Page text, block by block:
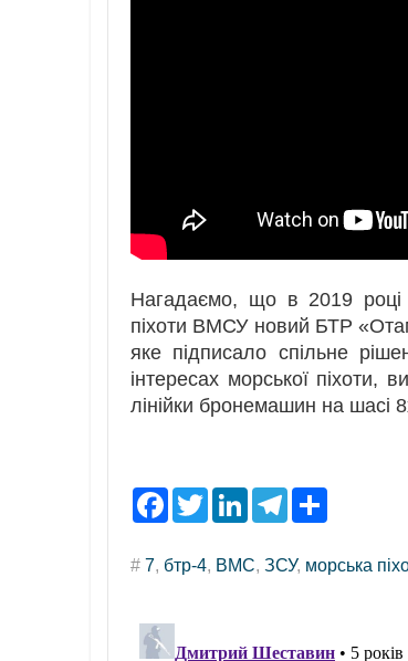
Нагадаємо, що в 2019
піхоти ВМСУ новий БТР
яке підписало спільне
інтересах морської піхоти,
лінійки бронемашин на шасі
F
a
b
k
T
w
t
L
e
T
g
e
# 7, бтр-4, ВМС, ЗСУ, морська